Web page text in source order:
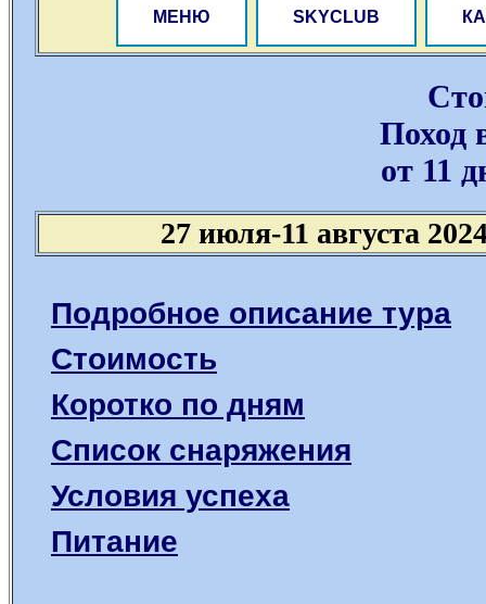
МЕНЮ SKYCLUB
Поход
от 11
27 июля-11 августа
Подробное описание тура
Стоимость
Коротко по дням
Список снаряжения
Условия успеха
Питание